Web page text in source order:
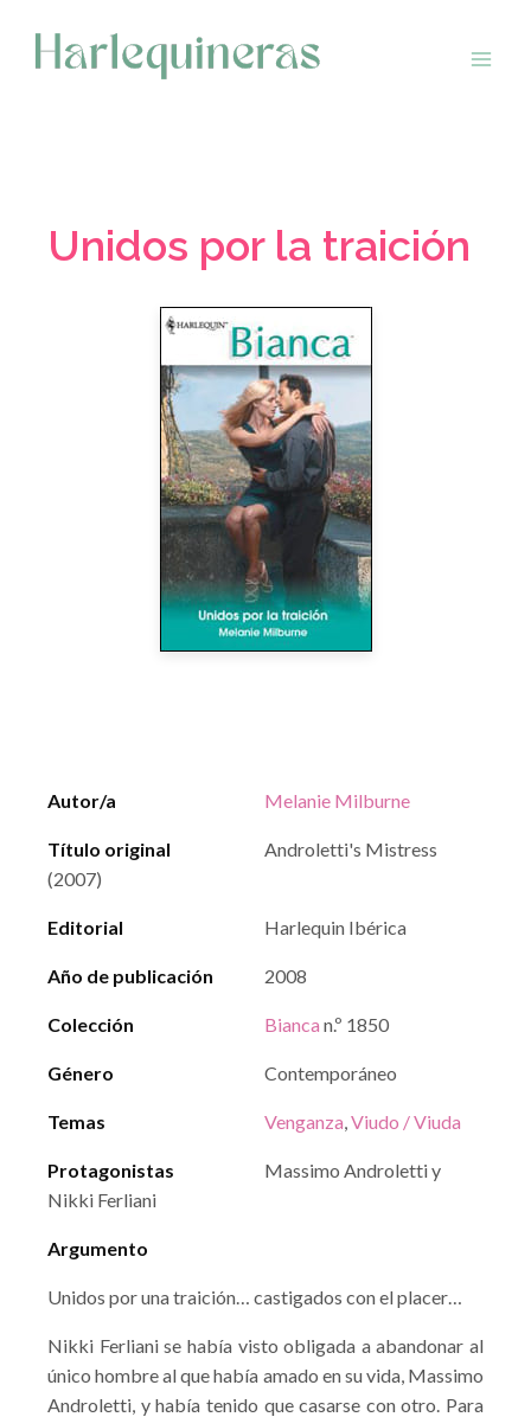
contenido
Unidos por la traición
Autor/a Melanie Milburne
Título original
Androletti's Mistress
(2007)
Editorial Harlequin Ibérica
Año de publicación 2008
Colección Bianca n.º 1850
Género Contemporáneo
Temas Venganza,Viudo / Viuda
Protagonistas
Massimo Androletti y
Nikki Ferliani
Argumento
Unidos por una traición… castigados con el placer…
Nikki Ferliani se había visto obligada a abandonar al
único hombre al que había amado en su vida, Massimo
Androletti, y había tenido que casarse con otro. Para